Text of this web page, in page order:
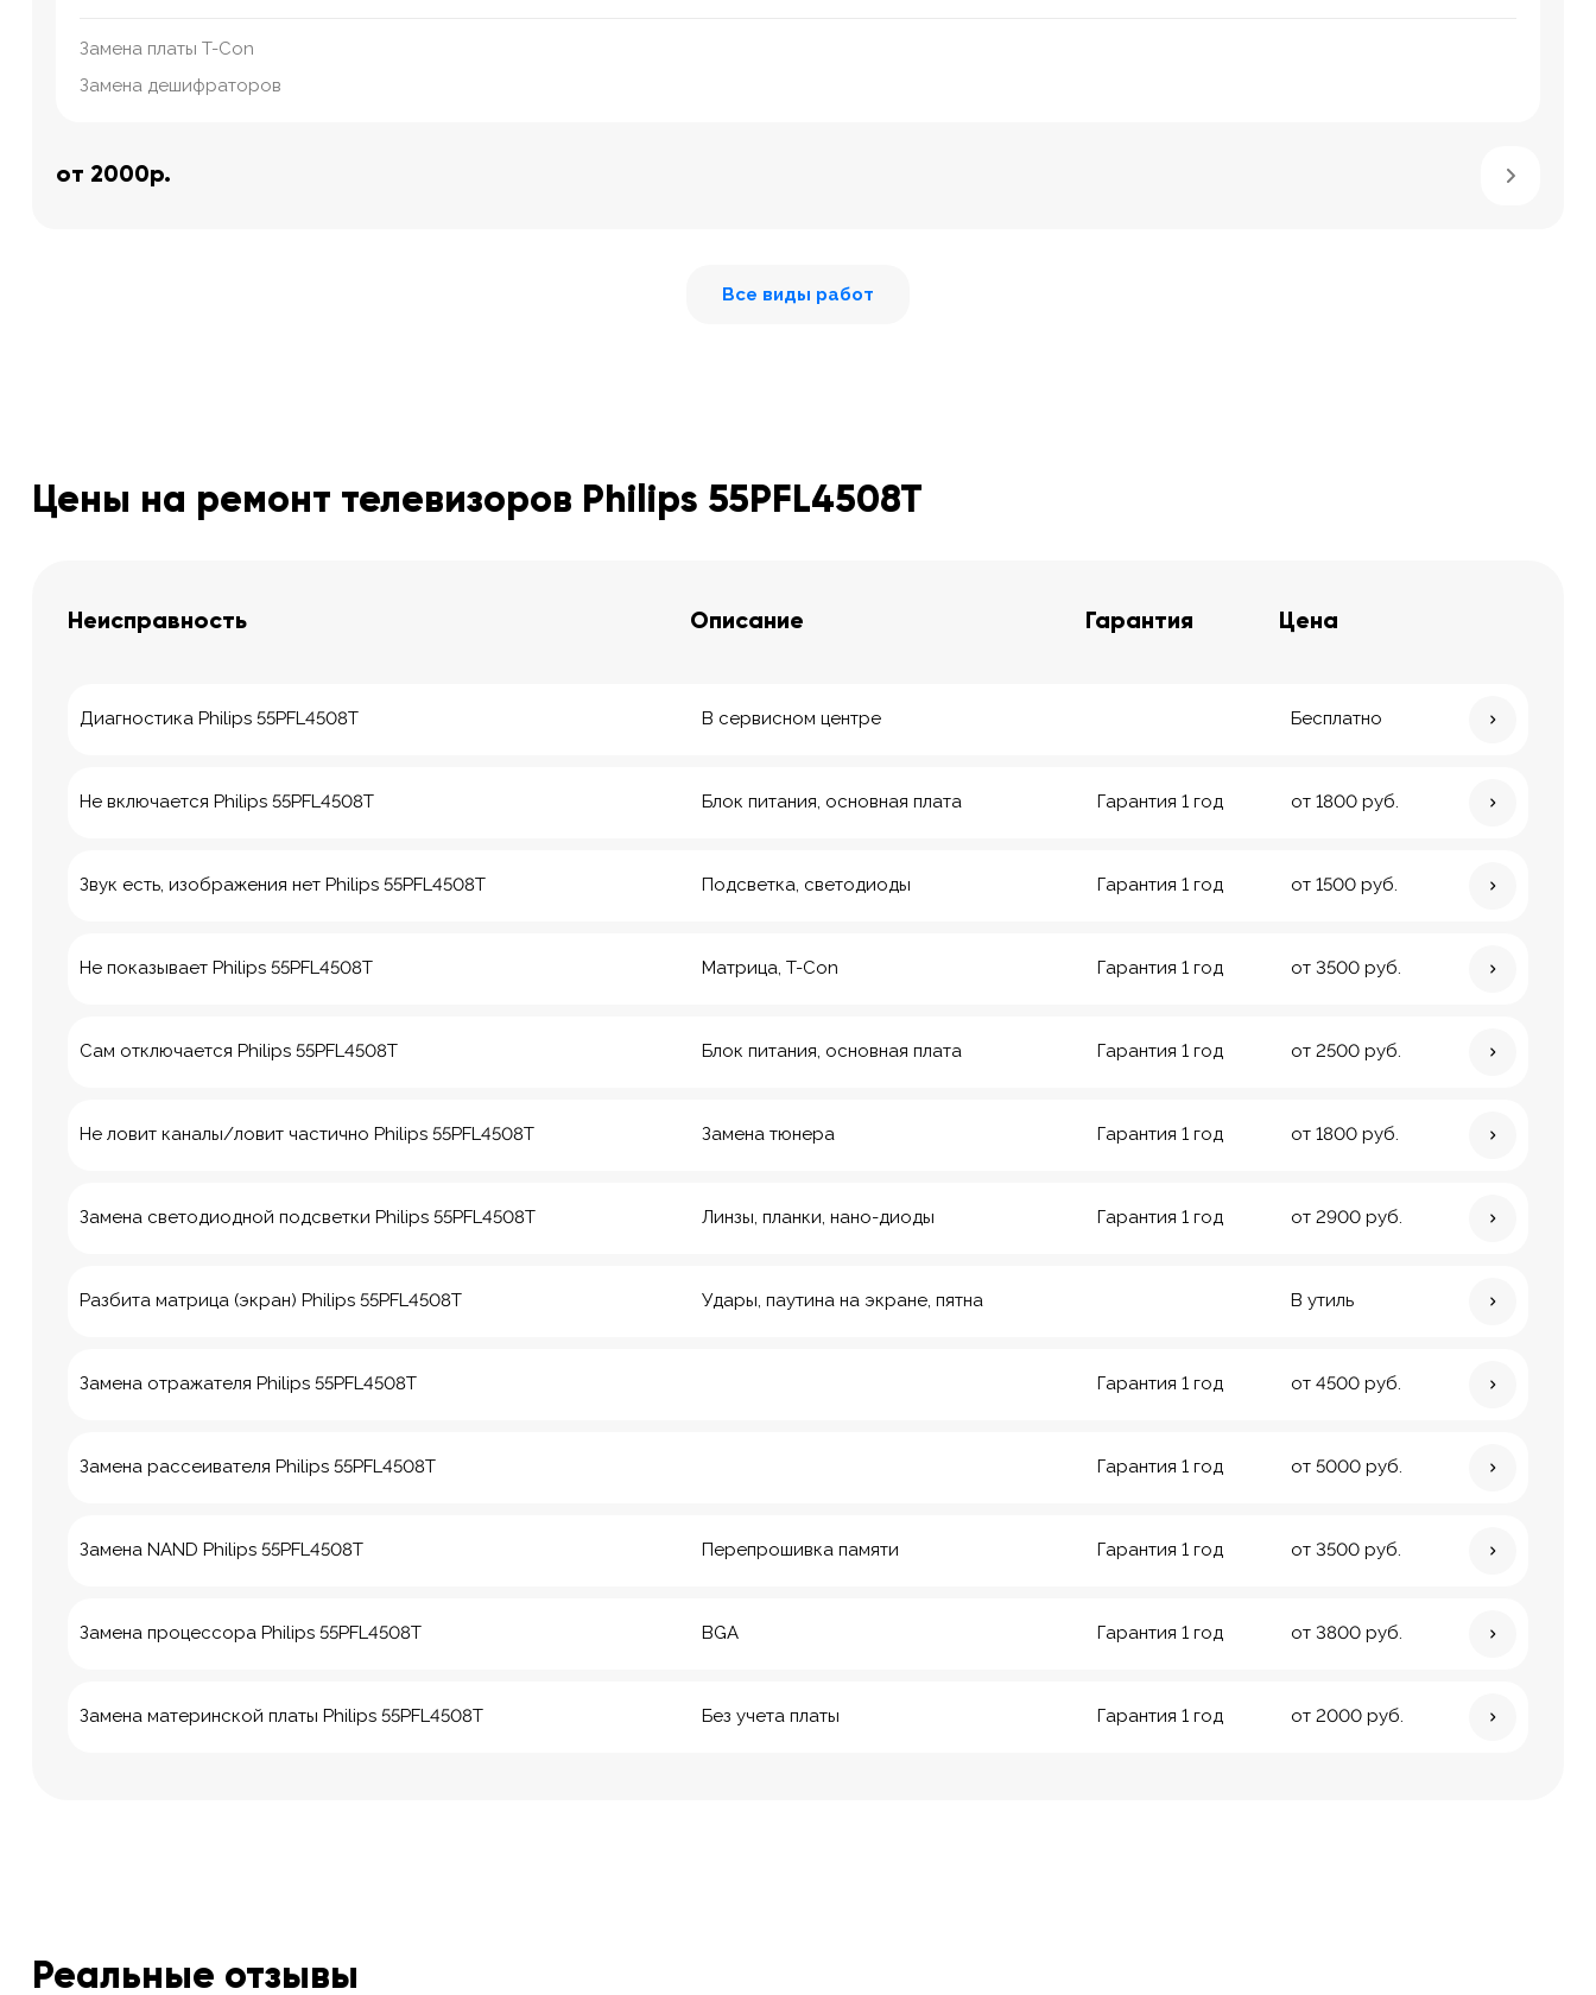
Замена платы T-Con
Замена дешифраторов
от 2000р.
Все виды работ
Цены на ремонт телевизоров Philips 55PFL4508T
Неисправность Описание Гарантия Цена
Диагностика Philips 55PFL4508T В сервисном центре Бесплатно
Не включается Philips 55PFL4508T Блок питания, основная плата Гарантия 1 год от 1800 руб.
Звук есть, изображения нет Philips 55PFL4508T Подсветка, светодиоды Гарантия 1 год от 1500 руб.
Не показывает Philips 55PFL4508T Матрица, T-Con Гарантия 1 год от 3500 руб.
Сам отключается Philips 55PFL4508T Блок питания, основная плата Гарантия 1 год от 2500 руб.
Не ловит каналы/ловит частично Philips 55PFL4508T Замена тюнера Гарантия 1 год от 1800 руб.
Замена светодиодной подсветки Philips 55PFL4508T Линзы, планки, нано-диоды Гарантия 1 год от 2900 руб.
Разбита матрица (экран) Philips 55PFL4508T Удары, паутина на экране, пятна В утиль
Замена отражателя Philips 55PFL4508T Гарантия 1 год от 4500 руб.
Замена рассеивателя Philips 55PFL4508T Гарантия 1 год от 5000 руб.
Замена NAND Philips 55PFL4508T Перепрошивка памяти Гарантия 1 год от 3500 руб.
Замена процессора Philips 55PFL4508T BGA Гарантия 1 год от 3800 руб.
Замена материнской платы Philips 55PFL4508T Без учета платы Гарантия 1 год от 2000 руб.
Реальные отзывы
8 Красноармейская, 20